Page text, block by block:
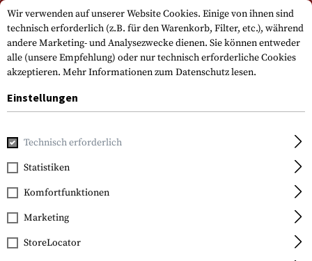
Bitte beachten Sie, dass die Lieferzeiten auf Grund eines Feiertags am
15.08.2026 abweichen können
Operator
Clawgear
Operator Combat Pants
MK III ATS Flex
Wir verwenden auf unserer Website Cookies. Einige von ihnen sind
technisch erforderlich (z.B. für den Warenkorb, Filter, etc.), während
andere Marketing- und Analysezwecke dienen. Sie können entweder
alle (unsere Empfehlung) oder nur technisch erforderliche Cookies
akzeptieren. Mehr Informationen zum Datenschutz lesen.
Einstellungen
Technisch erforderlich
Statistiken
Komfortfunktionen
Marketing
StoreLocator